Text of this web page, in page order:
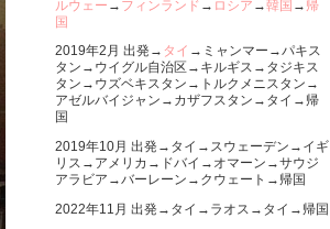
ルウェー → フィンランド → ロシア →韓国 → 帰
国
2019年2月 出発→ タイ →ミャンマー→パキス
タン→ウイグル自治区→キルギス→タジキス
タン→ウズベキスタン→トルクメニスタン→
アゼルバイジャン→カザフスタン→タイ→帰
国
2019年10月 出発→タイ→スウェーデン→イギ
リス→アメリカ→ドバイ→オマーン→サウジ
アラビア→バーレーン→クウェート→帰国
2022年11月 出発→タイ→ラオス→タイ→帰国